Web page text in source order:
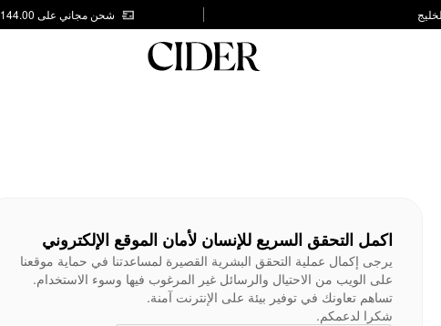
شحن مجاني على AED 144.00
اكمل التحقق السريع للإنسان لأمان الموقع الإلكتروني
يرجى إكمال عملية التحقق البشرية القصيرة لمساعدتنا في حماية موقعنا
على الويب من الاحتيال والرسائل غير المرغوب فيها وسوء الاستخدام.
تساهم تعاونك في توفير بيئة على الإنترنت آمنة.
شكرا لدعمكم.